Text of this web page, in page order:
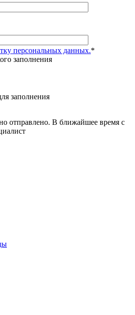
персональных данных.*
заполнения
заполнения
отправлено. В ближайшее время с